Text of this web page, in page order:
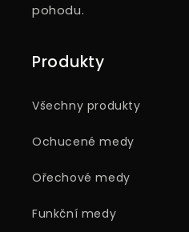
pohodu.
Produkty
Všechny produkty
Ochucené medy
Ořechové medy
Funkční medy